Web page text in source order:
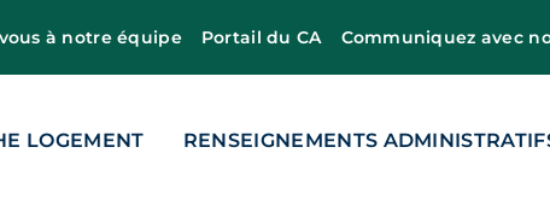
à notre équipe Portail du CA Communiquez avec
LOGEMENT RENSEIGNEMENTS